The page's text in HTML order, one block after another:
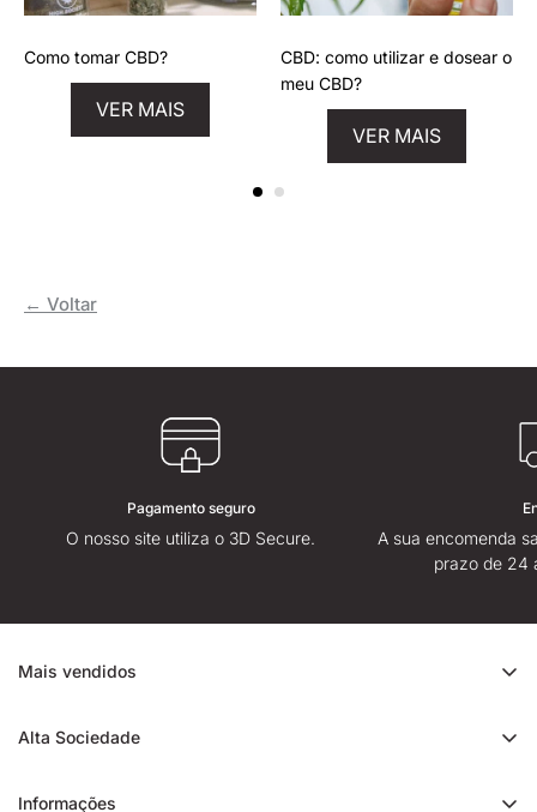
Como tomar CBD?
VER MAIS
CBD: como utilizar e dosear o
meu CBD?
VER MAIS
← Voltar
Pagamento seguro
O nosso site utiliza o 3D Secure.
A sua encomenda
prazo de 24
Mais vendidos
Cali CBD
Alta Sociedade
Informações